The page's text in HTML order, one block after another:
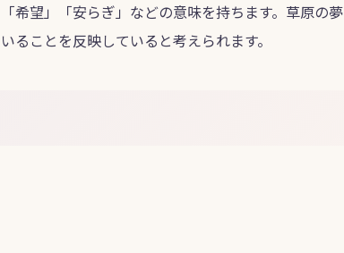
希望」「安らぎ」などの意味を持ちます。草原の夢
ことを反映していると考えられます。